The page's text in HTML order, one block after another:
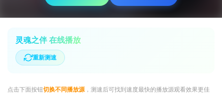
灵魂之伴 在线播放
重新测速
点击下面按钮切换不同播放源，测速后可找到速度最快的播放源观看效果更佳